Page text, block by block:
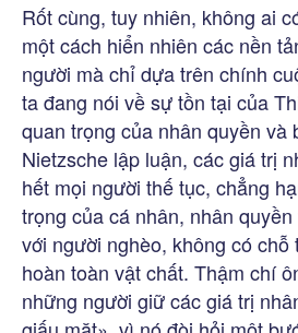
Rốt cùng, tuy nhiên, không ai
một cách hiển nhiên các nền
người mà chỉ dựa trên chính
ta đang nói về sự tồn tại của
quan trọng của nhân quyền và
Nietzsche lập luận, các giá trị
hết mọi người thế tục, chẳng
trọng của cá nhân, nhân
với người nghèo, không có chỗ
hoàn toàn vật chất. Thậm chí
những người giữ các giá trị